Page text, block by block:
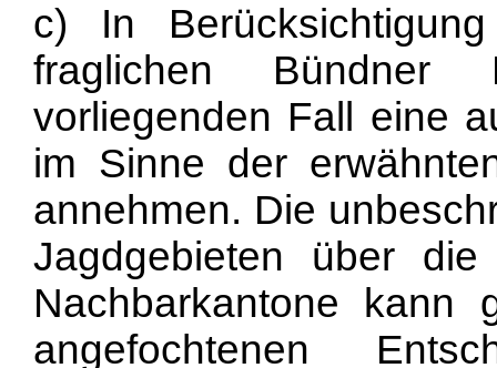
c) In
fraglichen
vorliegenden Fall eine
im Sinne der
annehmen. Die
Jagdgebieten über
Nachbarkantone kann
angefochtenen